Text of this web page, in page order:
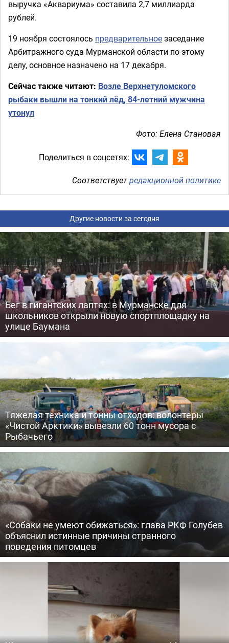
выручка «Аквариума» составила 2,7 миллиарда
рублей.
19 ноября состоялось предварительноезаседание
Арбитражного суда Мурманской области по этому
делу, основное назначено на 17 декабря.
Сейчас также читают: Возле Верхнетуломского
рыбаки вышли на тонкий лёд, 84-летний мужчина
утонул
Фото: Елена Становая
Поделиться в соцсетях:
Соответствуетредакционной политике
Другие новости за сегодня
Бег в гигантских лаптях: в Мурманске для
школьников открыли новую спортплощадку на
улице Баумана
Тяжелая техника и тонны отходов: волонтеры
«Чистой Арктики» вывезли 60 тонн мусора с
Рыбачьего
«Собаки не умеют обижаться»: глава РКФ Голубев
объяснил истинные причины странного
поведения питомцев